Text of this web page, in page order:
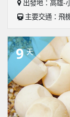
出發地：高雄-
主要交通：飛
9 天